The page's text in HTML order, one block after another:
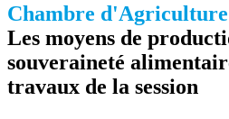
Chambre d'Agriculture
Les moyens de
souveraineté
travaux de la session